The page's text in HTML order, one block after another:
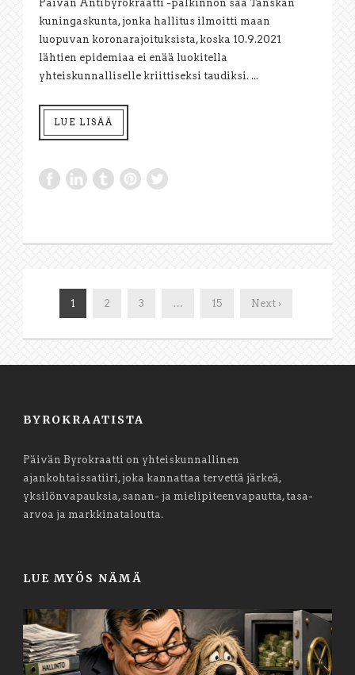
Päivän Antibyrokraatti -palkinnon saa Tanskan
kuningaskunta, jonka hallitus ilmoitti maan
luopuvan koronarajoituksista, koska 10.9.2021
lähtien epidemiaa ei enää luokitella
yhteiskunnalliselle kriittiseksi taudiksi. ...
LUE LISÄÄ
1 2 3 … 15 Next ›
BYROKRAATISTA
Päivän Byrokraatti on yhteiskunnallinen
ajankohtaissatiiri, joka kannattaa tervettä järkeä,
yksilönvapauksia, sanan- ja mielipiteenvapautta, tasa-
arvoa ja markkinataloutta.
LUE MYÖS NÄMÄ